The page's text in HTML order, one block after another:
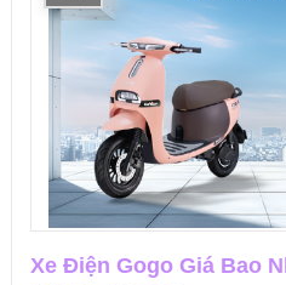
Xe Điện Gogo Giá Bao